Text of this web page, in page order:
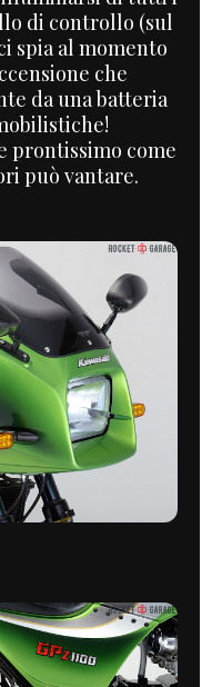
di controllo (sul
spia al momento
che
da una batteria
prontissimo come
può vantare.